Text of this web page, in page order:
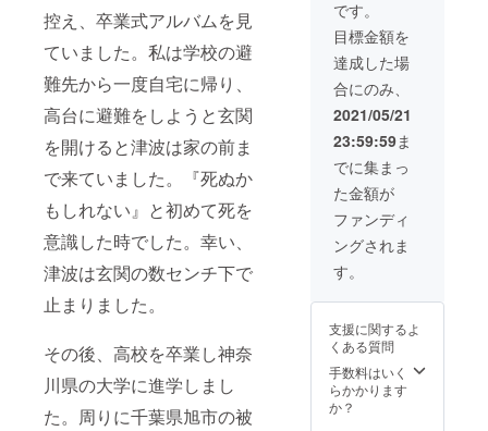
控え、卒業式アルバムを見
ていました。私は学校の避
難先から一度自宅に帰り、
高台に避難をしようと玄関
を開けると津波は家の前ま
で来ていました。『死ぬか
もしれない』と初めて死を
意識した時でした。幸い、
津波は玄関の数センチ下で
止まりました。
その後、高校を卒業し神奈
川県の大学に進学しまし
た。周りに千葉県旭市の被
です。
目標金額を
達成した場
合にのみ、
2021/05/21
23:59:59ま
でに集まっ
た金額が
ファンディ
ングされま
す。
支援に関するよ
くある質問
手数料はいく
らかかります
か？